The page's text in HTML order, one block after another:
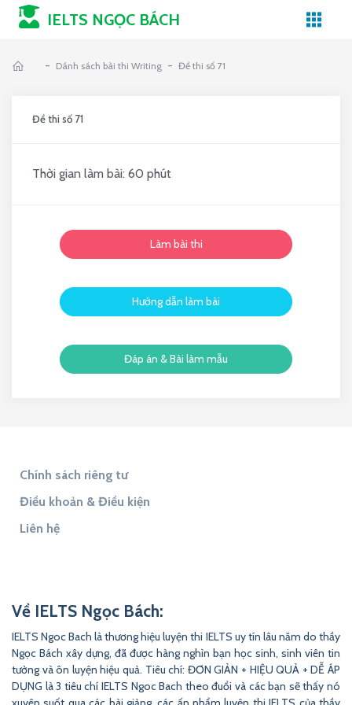
IELTS NGỌC BÁCH
- Dánh sách bài thi Writing - Đề thi số 71
Đề thi số 71
Thời gian làm bài: 60 phút
Làm bài thi
Hướng dẫn làm bài
Đáp án & Bài làm mẫu
Chính sách riêng tư
Điều khoản & Điều kiện
Liên hệ
Về IELTS Ngọc Bách:
IELTS Ngoc Bach là thương hiệu luyện thi IELTS uy tín lâu năm do thầy
Ngọc Bách xây dựng, đã được hàng nghìn bạn học sinh, sinh viên tin
tưởng và ôn luyện hiệu quả. Tiêu chí: ĐƠN GIẢN + HIỆU QUẢ + DỄ ÁP
DỤNG là 3 tiêu chí IELTS Ngoc Bach theo đuổi và các bạn sẽ thấy nó